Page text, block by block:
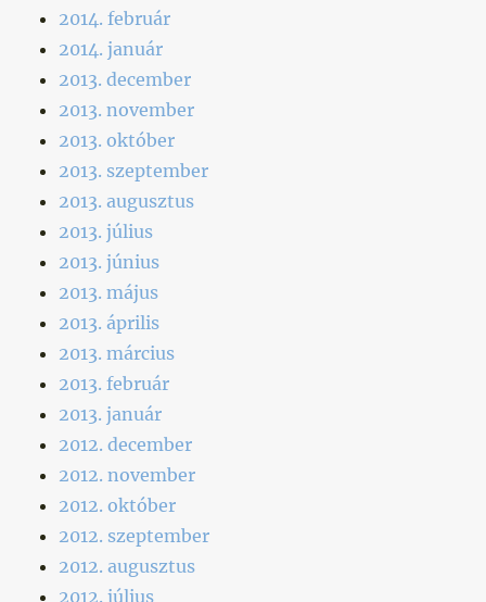
2014. február
2014. január
2013. december
2013. november
2013. október
2013. szeptember
2013. augusztus
2013. július
2013. június
2013. május
2013. április
2013. március
2013. február
2013. január
2012. december
2012. november
2012. október
2012. szeptember
2012. augusztus
2012. július